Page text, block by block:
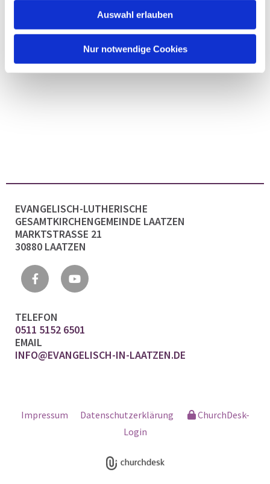
Auswahl erlauben
Nur notwendige Cookies
EVANGELISCH-LUTHERISCHE
GESAMTKIRCHENGEMEINDE LAATZEN
MARKTSTRASSE 21
30880 LAATZEN
TELEFON
0511 5152 6501
EMAIL
INFO@EVANGELISCH-IN-LAATZEN.DE
Impressum Datenschutzerklärung
ChurchDesk-
Login